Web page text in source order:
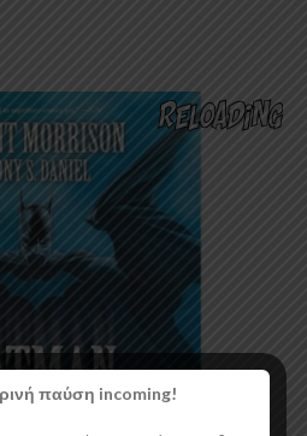
παύση incoming!